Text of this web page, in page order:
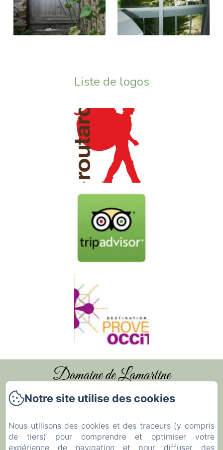
Liste de logos
Domaine de Lamartine
Chambres et Gîtes
Notre site utilise des cookies
Nous utilisons des cookies et des traceurs (y compris
de tiers) pour comprendre et optimiser votre
expérience de navigation et pour diffuser des